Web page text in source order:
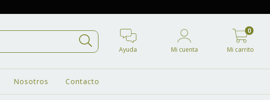
Ayuda Mi cuenta Mi carrito
0
Nosotros Contacto